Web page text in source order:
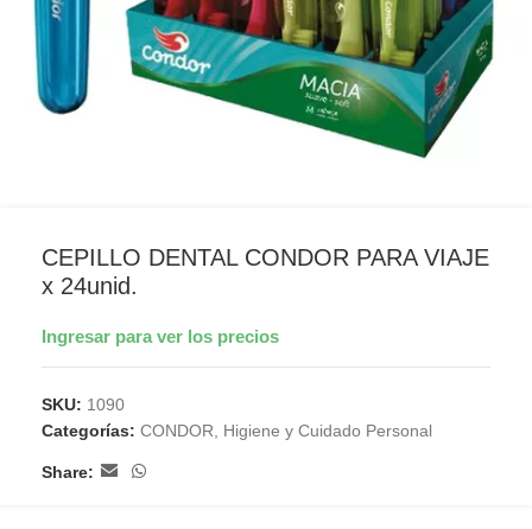
CEPILLO DENTAL CONDOR PARA VIAJE
x 24unid.
Ingresar para ver los precios
SKU: 1090
Categorías: CONDOR Higiene y Cuidado Personal
Share: